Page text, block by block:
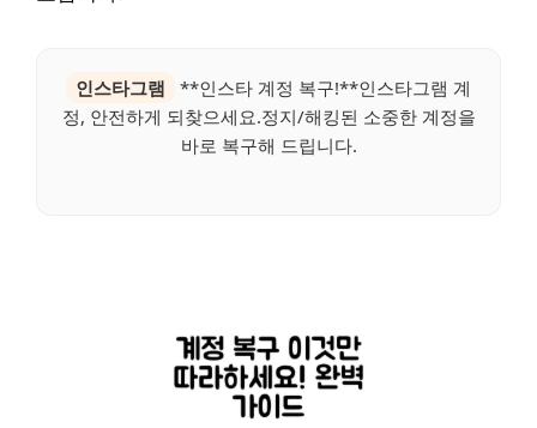
인스타그램
**인스타 계정 복구!**인스타그램 계
정, 안전하게 되찾으세요.정지/해킹된 소중한 계정을
바로 복구해 드립니다.